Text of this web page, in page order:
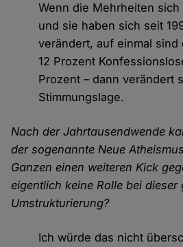
Wenn die Mehrheiten sich
und sie haben sich seit
verändert, auf einmal sind
12 Prozent
Prozent – dann verändert
Stimmungslage.
Nach der Jahrtausendwende
der sogenannte Neue
Ganzen einen weiteren Kick
eigentlich keine Rolle bei dieser
Umstrukturierung?
Ich würde das nicht